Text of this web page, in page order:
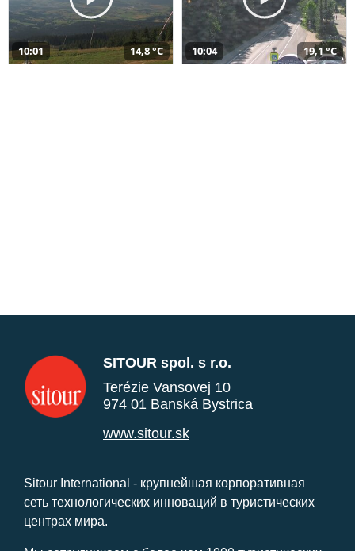
10:01 14,8 °C 10:04 19,1 °C
SITOUR spol. s r.o.
Terézie Vansovej 10
974 01 Banská Bystrica
www.sitour.sk
Sitour International - крупнейшая корпоративная
сеть технологических инноваций в туристических
центрах мира.